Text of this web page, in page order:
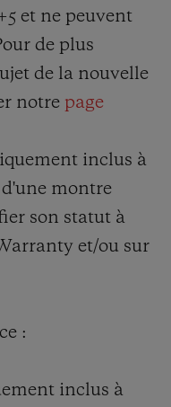
discrétion ou
à tout
après
et ne peuvent
de plus
de la nouvelle
notre page
inclus à
montre
son statut à
et/ou sur
:
inclus à